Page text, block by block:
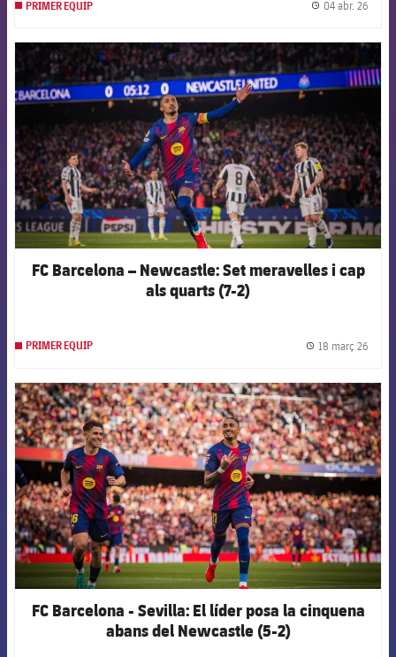
PRIMER EQUIP 04 abr. 26
FCB Barcelona badge
FC Barcelona – Newcastle: Set meravelles i cap
als quarts (7-2)
PRIMER EQUIP 18 març 26
FCB Barcelona badge
FC Barcelona - Sevilla: El líder posa la cinquena
abans del Newcastle (5-2)